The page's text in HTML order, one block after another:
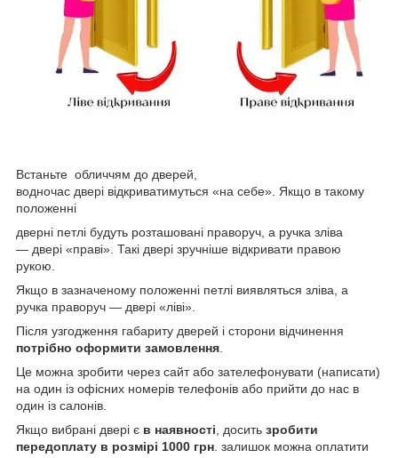
Встаньте обличчям до дверей,
водночас двері відкриватимуться «на себе». Якщо в такому
положенні
дверні петлі будуть розташовані праворуч, а ручка зліва
— двері «праві». Такі двері зручніше відкривати правою
рукою.
Якщо в зазначеному положенні петлі виявляться зліва, а
ручка праворуч — двері «ліві».
Після узгодження габариту дверей і сторони відчинення
потрібно оформити замовлення
Це можна зробити через сайт або зателефонувати (написати)
на один із офісних номерів телефонів або прийти до нас в
один із салонів.
Якщо вибрані двері є в наявності , досить зробити
передоплату в розмірі 1000 грн . залишок можна оплатити